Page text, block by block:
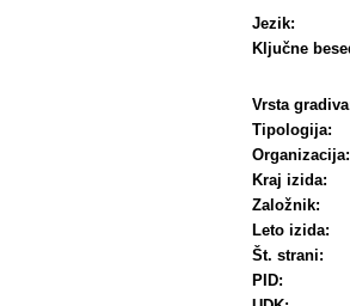
Jezik:
Ključne
Vrsta
Tipologija:
Organizacija:
Kraj izida:
Založnik:
Leto izida:
Št. strani:
PID: